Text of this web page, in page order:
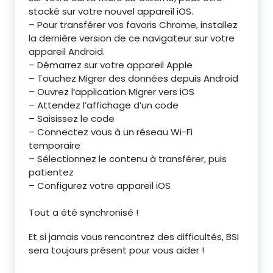
stocké sur votre nouvel appareil iOS.
– Pour transférer vos favoris Chrome, installez
la dernière version de ce navigateur sur votre
appareil Android.
– Démarrez sur votre appareil Apple
– Touchez Migrer des données depuis Android
– Ouvrez l’application Migrer vers iOS
– Attendez l’affichage d’un code
– Saisissez le code
– Connectez vous à un réseau Wi-Fi
temporaire
– Sélectionnez le contenu à transférer, puis
patientez
– Configurez votre appareil iOS
Tout a été synchronisé !
Et si jamais vous rencontrez des difficultés, BSI
sera toujours présent pour vous aider !